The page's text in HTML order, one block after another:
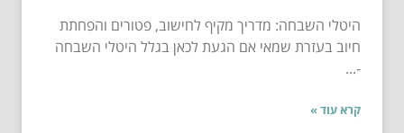
היטלי השבחה: מדריך מקיף לחישוב, פטורים והפחתת
חיוב בעזרת שמאי אם הגעת לכאן בגלל היטלי השבחה
-...
קרא עוד »